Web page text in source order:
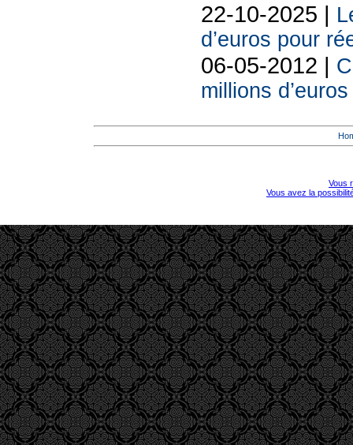
22-10-2025 |
d’euros pour
06-05-2012 |
millions
Vous
Vous avez la